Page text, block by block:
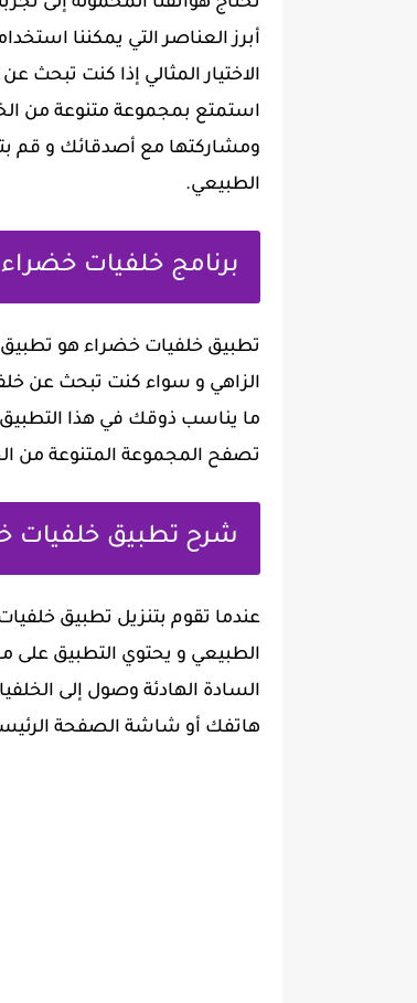
أبرز العناصر التي يمكننا
الاختيار المثالي إذا كنت
استمتع بمجموعة متنوعة من
ومشاركتها مع أصدقائك و قم
الطبيعي.
برنامج خلفيات خضراء
تطبيق خلفيات خضراء هو تطبيق
الزاهي و سواء كنت تبحث عن
ما يناسب ذوقك في هذا
تصفح المجموعة المتنوعة من
شرح تطبيق خلفيات
عندما تقوم بتنزيل تطبيق
الطبيعي و يحتوي التطبيق على
السادة الهادئة وصول إلى
هاتفك أو شاشة الصفحة